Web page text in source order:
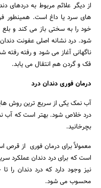
از دیگر علائم مربوط به دردهای
های سرد یا داغ است. همینطور
خود را به سختی باز می کند و
شود. درد نشانه اصلی عفونت
ناگهانی آغاز می شود و رفته
فک و گردن هم انتقال می یابد.
درمان فوری دندان درد
آب نمک یکی از سریع ترین روش
بچرخانید.
معمولاً برای درمان فوری از قرص
است که برای درد دندان عملکرد
نیز وجود دارد که درد دندان را
محسوب می شود.